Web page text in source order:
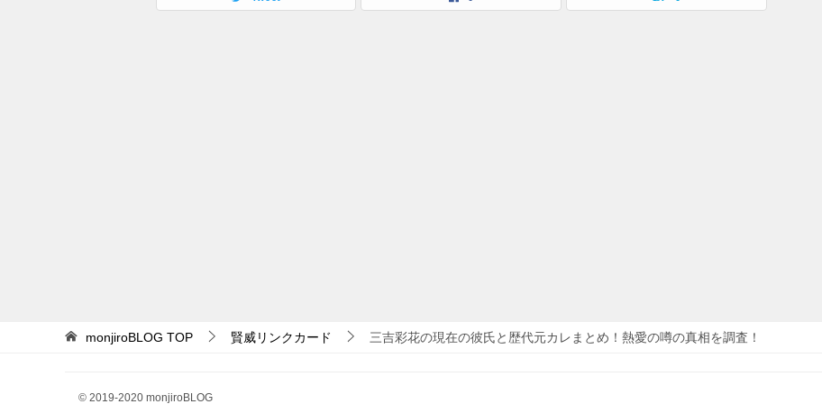
monjiroBLOG TOP 賢威リンクカード 三吉彩花の現在の彼氏と歴代元カレまとめ！熱愛の噂の真相を調査！
© 2019-2020 monjiroBLOG